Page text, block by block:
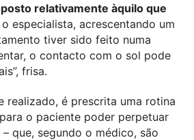
relativamente àquilo que
especialista, acrescentando um
tiver sido feito numa
o contacto com o sol pode
frisa.
realizado, é prescrita uma rotina
o paciente poder perpetuar
que, segundo o médico, são